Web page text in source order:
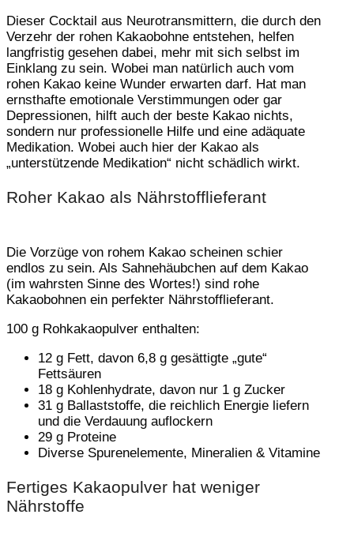
Dieser Cocktail aus Neurotransmittern, die durch den
Verzehr der rohen Kakaobohne entstehen, helfen
langfristig gesehen dabei, mehr mit sich selbst im
Einklang zu sein. Wobei man natürlich auch vom
rohen Kakao keine Wunder erwarten darf. Hat man
ernsthafte emotionale Verstimmungen oder gar
Depressionen, hilft auch der beste Kakao nichts,
sondern nur professionelle Hilfe und eine adäquate
Medikation. Wobei auch hier der Kakao als
„unterstützende Medikation“ nicht schädlich wirkt.
Roher Kakao als Nährstofflieferant
Die Vorzüge von rohem Kakao scheinen schier
endlos zu sein. Als Sahnehäubchen auf dem Kakao
(im wahrsten Sinne des Wortes!) sind rohe
Kakaobohnen ein perfekter Nährstofflieferant.
100 g Rohkakaopulver enthalten:
12 g Fett, davon 6,8 g gesättigte „gute“
Fettsäuren
18 g Kohlenhydrate, davon nur 1 g Zucker
31 g Ballaststoffe, die reichlich Energie liefern
und die Verdauung auflockern
29 g Proteine
Diverse Spurenelemente, Mineralien & Vitamine
Fertiges Kakaopulver hat weniger
Nährstoffe